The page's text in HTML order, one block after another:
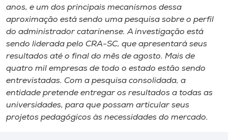
anos, e um dos principais mecanismos dessa
aproximação está sendo uma pesquisa sobre o perfil
do administrador catarinense. A investigação está
sendo liderada pelo CRA-SC, que apresentará seus
resultados até o final do mês de agosto. Mais de
quatro mil empresas de todo o estado estão sendo
entrevistadas. Com a pesquisa consolidada, a
entidade pretende entregar os resultados a todas as
universidades, para que possam articular seus
projetos pedagógicos às necessidades do mercado.